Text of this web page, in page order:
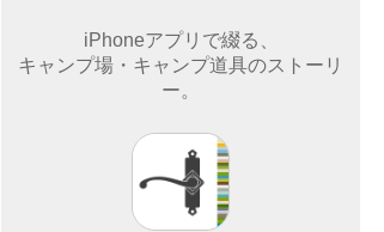
iPhoneアプリで綴る、
キャンプ場・キャンプ道具のストーリ
ー。